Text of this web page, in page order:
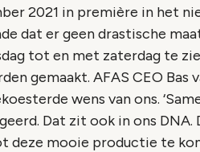
2021 in première in het
dat er geen drastische
tot en met zaterdag te
gemaakt. AFAS CEO Bas
wens van ons.
Dat zit ook in ons
deze mooie productie te